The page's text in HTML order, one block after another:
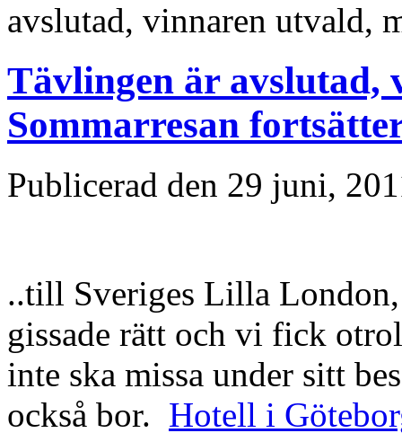
avslutad, vinnaren utvald,
Tävlingen är avslutad,
Sommarresan
Publicerad den 29 juni,
..till Sveriges Lilla
gissade rätt och vi fick
inte ska missa under sitt
också bor. Hotell i